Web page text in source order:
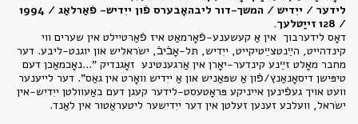
לידער / ייִדיש / המשך-דור ליבהאָבערס פֿון ייִדיש- פֿאַרלאַג
/ 1994
/ 128
זייַטלעך.
דאָס לידערבוך אין אַ קעשענע-פֿאָרמאַט איז פֿאַרטיילט אין שערים ווי
קינדהייט, הײַנטצײַטיקייט, ייִדיש, תּל-אָבֿיבֿ, ישׂראליש און יוגנט-ליבע. דער
מחבר מאָלט זײַנע קינדער-יאָרן אין אַרגענטינע זאָגנדיק "...נאָכמאַכן דעם
טיפּישן דיסאָנאַנץ/פֿון אַ שפּאַניש און אַ ייִדיש וואָרט אין גאַס". דער לייענער
וועט אויך געפֿינען אייניקע פּראָטעסט-לידער קעגן דעם באַעוולטן ייִדיש-אין
ישׂראל, וועלכע זענען זעלטן אין דער ייִדישער ליטעראַטור אין לאַנד.